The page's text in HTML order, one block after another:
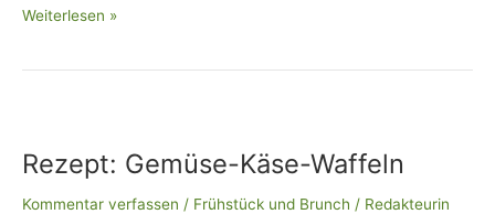
Weiterlesen »
Rezept: Gemüse-Käse-Waffeln
Kommentar verfassen / Frühstück und Brunch / Redakteurin
Käse-